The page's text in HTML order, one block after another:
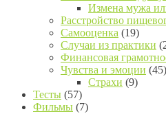
Измена мужа
Расстройство
Самооценка (19)
Случаи из практики
Финансовая
Чувства и эмоции (45)
Страхи (9)
Тесты (57)
Фильмы (7)